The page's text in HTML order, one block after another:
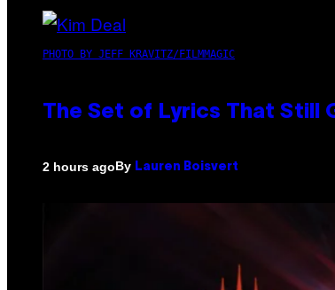
PHOTO BY JEFF KRAVITZ/FILMMAGIC
The Set of Lyrics That Still
2 hours agoBy Lauren Boisvert